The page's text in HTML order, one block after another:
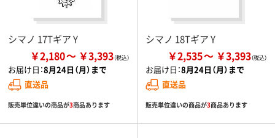
シマノ 17Tギア Y
￥2,180 ￥3,393
お届け日：8月24日（月）まで
直送品
販売単位違いの商品が3商品あります
シマノ 18Tギア Y
￥2,535 ￥3,393
お届け日：8月24日（月）まで
直送品
販売単位違いの商品が3商品あります